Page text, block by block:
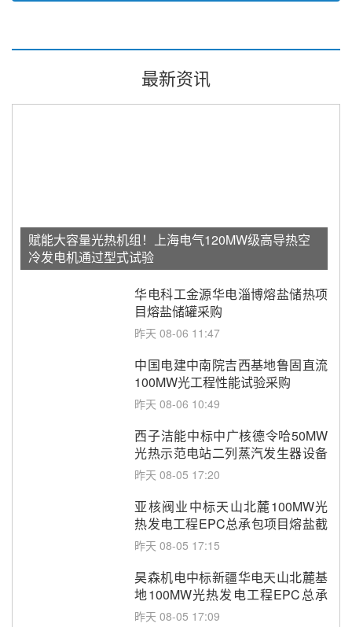
最新资讯
赋能大容量光热机组！上海电气120MW级高导热空
冷发电机通过型式试验
华电科工金源华电淄博熔盐储热项
目熔盐储罐采购
昨天 08-06 11:47
中国电建中南院吉西基地鲁固直流
100MW光工程性能试验采购
昨天 08-06 10:49
西子洁能中标中广核德令哈50MW
光热示范电站二列蒸汽发生器设备
采购
昨天 08-05 17:20
亚核阀业中标天山北麓100MW光
热发电工程EPC总承包项目熔盐截
止阀、熔盐三偏心蝶阀采购
昨天 08-05 17:15
昊森机电中标新疆华电天山北麓基
地100MW光热发电工程EPC总承
包项目熔盐介质超声波流量计采购
昨天 08-05 17:09